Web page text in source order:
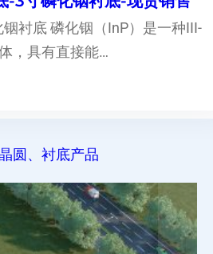
衬底 磷化铟（InP）是一种III-
，具有直接能…
圆、衬底产品